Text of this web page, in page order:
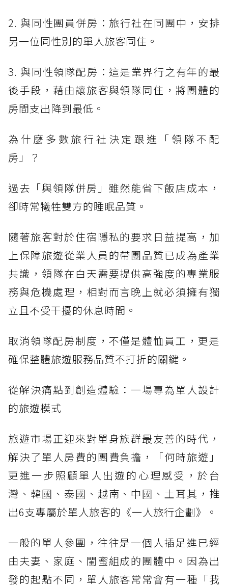
2. 與同性團員併房：旅行社在同團中，安排
另一位同性別的單人旅客同住。
3. 與同性領隊配房：這是業界行之有年的最
後手段，藉由讓旅客與領隊同住，將團體的
房間支出降到最低。
為什麼多數旅行社決定跟進「領隊不配
房」？
過去「與領隊併房」雖然能省下飯店成本，
卻時常犧牲雙方的睡眠品質。
隨著旅客對於住宿隱私的要求日益提高，加
上保障旅遊從業人員的帶團品質已成為產業
共識，領隊在白天需要提供高強度的專業服
務與危機處理，相對而言晚上就必須擁有獨
立且不受干擾的休息時間。
取消領隊配房制度，不僅是體恤員工，更是
確保整體旅遊服務品質不打折的關鍵。
從解決痛點到創造體驗：一場專為單人設計
的旅遊模式
旅遊市場正迎來對單身族群最友善的時代，
解決了單人房費的團費負擔，「何時旅遊」
更進一步照顧單人出遊的心理感受，於台
灣、韓國、泰國、越南、中國、土耳其，推
出6支專屬於單人旅客的《一人旅行企劃》。
一般的單人參團，往往是一個人插足進已經
由夫妻、家庭、閨蜜組成的團體中。因為出
發的起點不同，單人旅客常常會有一種「我